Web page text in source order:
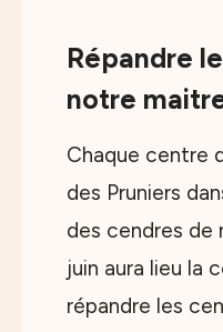
Répandre
notre
Chaque centre
des Pruniers
des cendres de
juin aura lieu la
répandre les